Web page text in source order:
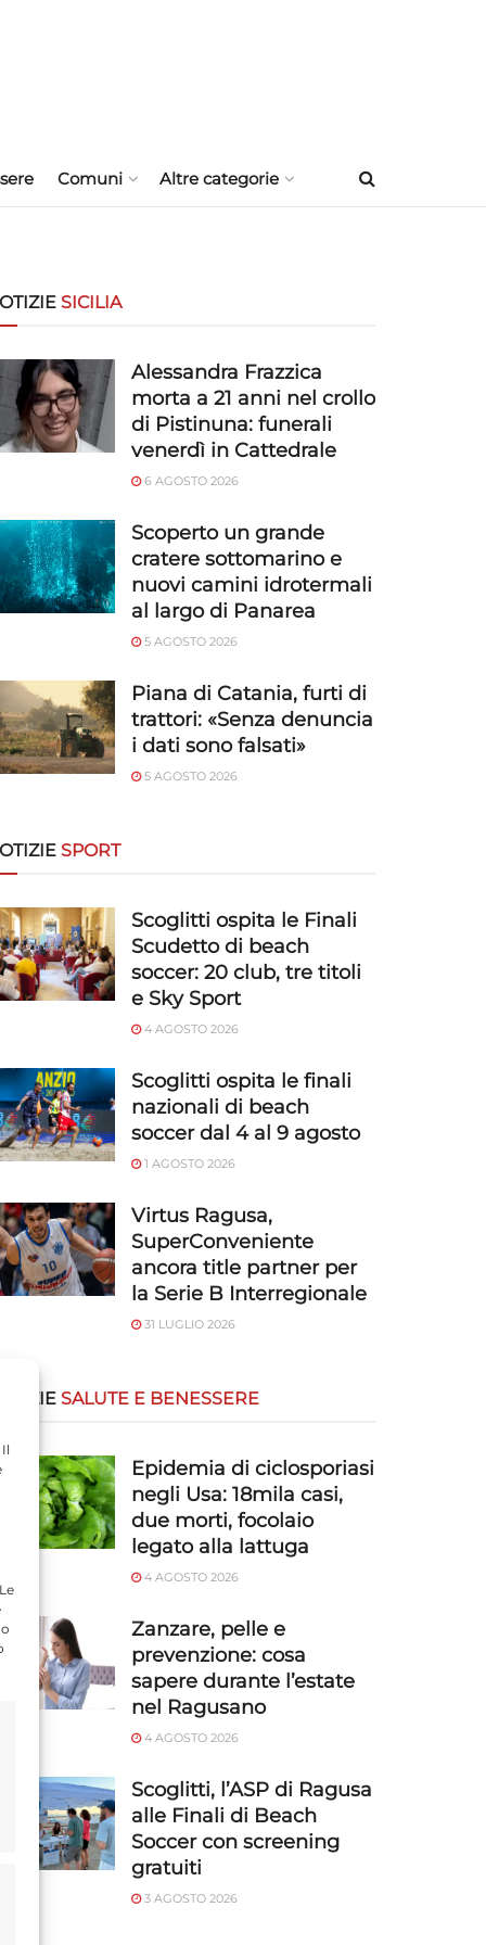
Comuni Altre categorie
SICILIA
Alessandra Frazzica
morta a 21 anni nel crollo
di Pistinuna: funerali
venerdì in Cattedrale
6 AGOSTO 2026
Scoperto un grande
cratere sottomarino e
nuovi camini idrotermali
al largo di Panarea
5 AGOSTO 2026
Piana di Catania, furti di
trattori: «Senza denuncia
i dati sono falsati»
5 AGOSTO 2026
SPORT
Scoglitti ospita le Finali
Scudetto di beach
soccer: 20 club, tre titoli
e Sky Sport
4 AGOSTO 2026
Scoglitti ospita le finali
nazionali di beach
soccer dal 4 al 9 agosto
1 AGOSTO 2026
Virtus Ragusa,
SuperConveniente
ancora title partner per
la Serie B Interregionale
31 LUGLIO 2026
SALUTE E BENESSERE
Epidemia di ciclosporiasi
negli Usa: 18mila casi,
due morti, focolaio
legato alla lattuga
4 AGOSTO 2026
Zanzare, pelle e
prevenzione: cosa
sapere durante l’estate
nel Ragusano
4 AGOSTO 2026
Scoglitti, l’ASP di Ragusa
alle Finali di Beach
Soccer con screening
gratuiti
3 AGOSTO 2026